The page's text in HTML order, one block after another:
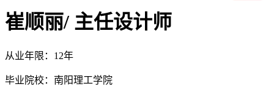
崔顺丽/ 主任设计师
从业年限： 12年
毕业院校： 南阳理工学院